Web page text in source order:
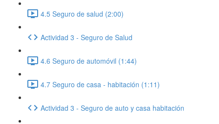
4.5 Seguro de salud (2:00)
Actividad 3 - Seguro de Salud
4.6 Seguro de automóvil (1:44)
4.7 Seguro de casa - habitación (1:11)
Actividad 3 - Seguro de auto y casa habitación